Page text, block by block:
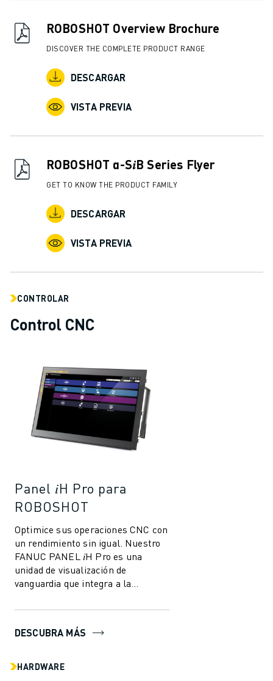
ROBOSHOT Overview Brochure
DISCOVER THE COMPLETE PRODUCT RANGE
DESCARGAR
VISTA PREVIA
ROBOSHOT α-S𝑖B Series Flyer
GET TO KNOW THE PRODUCT FAMILY
DESCARGAR
VISTA PREVIA
CONTROLAR
Control CNC
Panel 𝑖H Pro para
ROBOSHOT
Optimice sus operaciones CNC con
un rendimiento sin igual. Nuestro
FANUC PANEL 𝑖H Pro es una
unidad de visualización de
vanguardia que integra a la
con las capacidad...
DESCUBRA MÁS
HARDWARE